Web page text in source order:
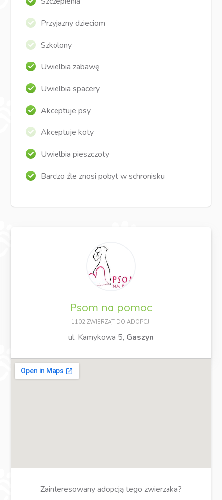
Przyjazny dzieciom
Szkolony
Uwielbia zabawę
Uwielbia spacery
Akceptuje psy
Akceptuje koty
Uwielbia pieszczoty
Bardzo źle znosi pobyt w schronisku
Psom na pomoc
1102 ZWIERZĄT DO ADOPCJI
ul. Kamykowa 5, Gaszyn
Zainteresowany adopcją tego zwierzaka?